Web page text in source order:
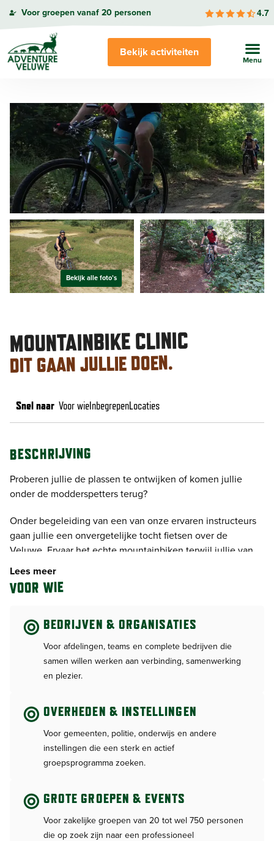
Voor groepen vanaf 20 personen 4.7
Bekijk activiteiten
Bekijk alle foto’s
MOUNTAINBIKE CLINIC
DIT GAAN JULLIE DOEN.
Snel naar Voor wieInbegrepenLocaties
BESCHRIJVING
Proberen jullie de plassen te ontwijken of komen jullie
onder de modderspetters terug?
Onder begeleiding van een van onze ervaren instructeurs
gaan jullie een onvergetelijke tocht fietsen over de
Veluwe. Ervaar het echte mountainbiken terwijl jullie van
de omgeving genieten. Tijdens deze tocht zullen wij jullie
diverse technieken aanleren om de mountainbike goed
onder controle te krijgen. We zullen onder andere gaan
klimmen en afdalen. Afhankelijk van het niveau van de
groep kan dit worden aangepast. In het bos fietsen we
alleen over de paden die voor het mountainbiken bestemd
zijn, natuurlijk nemen we ook single tracks waar jullie de
geleerde technieken in de praktijk kunnen brengen.
Bij deze activiteit is een helm verplicht want veiligheid gaat
staat boven alles. Moe en voldaan zullen jullie nagenieten
van deze mooie ervaring.
Startmomenten:
13.00 uur
15.30 uur
18.30 uur (zomers)
Lees meer
VOOR WIE
BEDRIJVEN & ORGANISATIES
Voor afdelingen, teams en complete bedrijven die
samen willen werken aan verbinding, samenwerking
en plezier.
OVERHEDEN & INSTELLINGEN
Voor gemeenten, politie, onderwijs en andere
instellingen die een sterk en actief
groepsprogramma zoeken.
GROTE GROEPEN & EVENTS
Voor zakelijke groepen van 20 tot wel 750 personen
die op zoek zijn naar een professioneel